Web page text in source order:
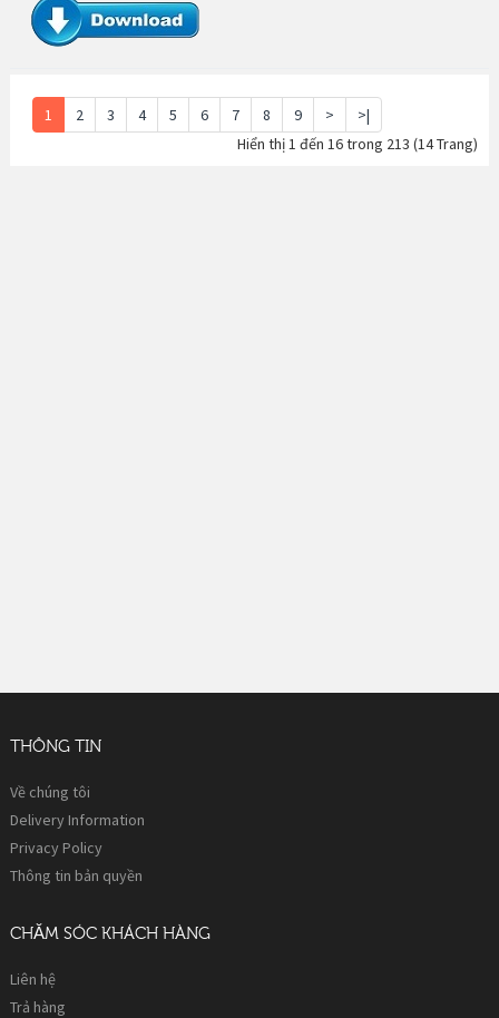
1 2 3 4 5 6 7 8 9 >
>|
Hiển thị 1 đến 16 trong 213 (14 Trang)
THÔNG TIN
Về chúng tôi
Delivery Information
Privacy Policy
Thông tin bản quyền
CHĂM SÓC KHÁCH HÀNG
Liên hệ
Trả hàng